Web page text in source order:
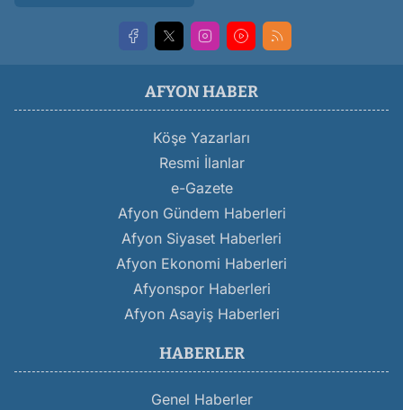
AFYON HABER
Köşe Yazarları
Resmi İlanlar
e-Gazete
Afyon Gündem Haberleri
Afyon Siyaset Haberleri
Afyon Ekonomi Haberleri
Afyonspor Haberleri
Afyon Asayiş Haberleri
HABERLER
Genel Haberler